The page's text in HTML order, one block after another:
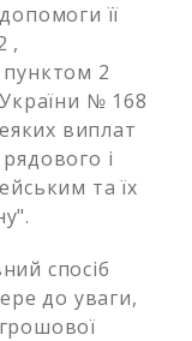
її
,
2
№ 168
виплат
і
та їх
спосіб
до уваги,